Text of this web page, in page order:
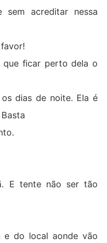
sem acreditar nessa
ficar perto dela o
dias de noite. Ela é
E tente não ser tão
do local aonde vão